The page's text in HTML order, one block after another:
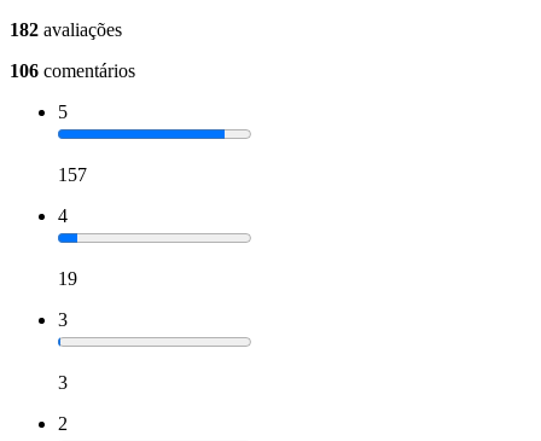
182 avaliações
106 comentários
5
157
4
19
3
3
2